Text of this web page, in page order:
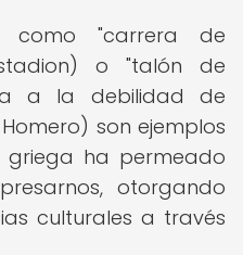
como "carrera de
o "talón de
a la debilidad de
son ejemplos
ha permeado
otorgando
culturales a través